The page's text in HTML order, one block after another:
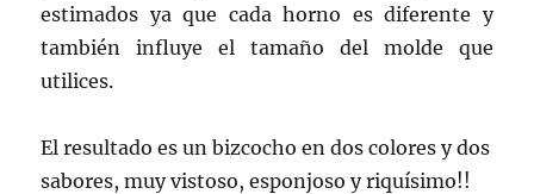
estimados ya que cada horno es diferente y
también influye el tamaño del molde que
utilices.
El resultado es un bizcocho en dos colores y dos
sabores, muy vistoso, esponjoso y riquísimo!!